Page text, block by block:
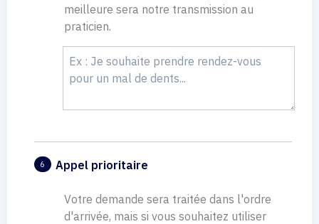
meilleure sera notre transmission au
praticien.
6 Appel prioritaire
Votre demande sera traitée dans l'ordre
d'arrivée, mais si vous souhaitez utiliser